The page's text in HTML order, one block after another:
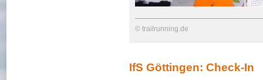
© trailrunning.de
IfS Göttingen: Check-In